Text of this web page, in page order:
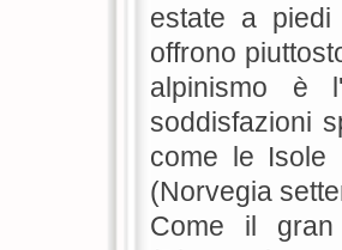
estate a
offrono
alpinismo è
soddisfazioni
come le Isole
(Norvegia
Come il